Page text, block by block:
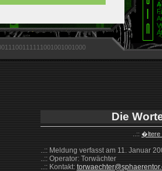
Die
..:: �ltere
..:: Meldung verfasst am 11. Januar
..:: Operator: Torwächter
..:: Kontakt: